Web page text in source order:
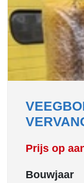
Prijs op
Bouwjaar